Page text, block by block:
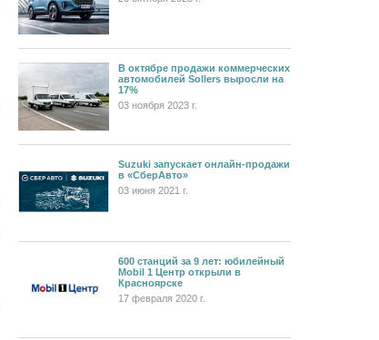
В октябре продажи коммерческих
автомобилей Sollers выросли на
17%
03 ноября 2023 г.
Suzuki запускает онлайн-продажи
в «СберАвто»
03 июня 2021 г.
600 станций за 9 лет: юбилейный
Mobil 1 Центр открыли в
Красноярске
17 февраля 2020 г.